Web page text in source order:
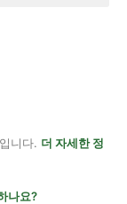
니다. 더 자세한 정
나요?